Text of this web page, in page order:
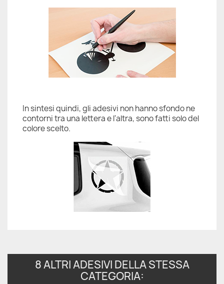
In sintesi quindi, gli adesivi non hanno sfondo ne
contorni tra una lettera e l'altra, sono fatti solo del
colore scelto.
8 ALTRI ADESIVI DELLA STESSA
CATEGORIA: